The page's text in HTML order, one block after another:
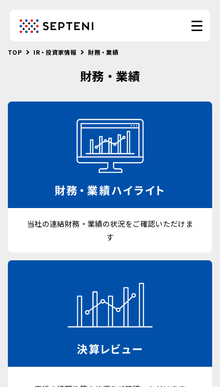
TOP IR・投資家情報 財務・業績
財務・業績
当社の連結財務・業績の状況をご確認いただけま
す